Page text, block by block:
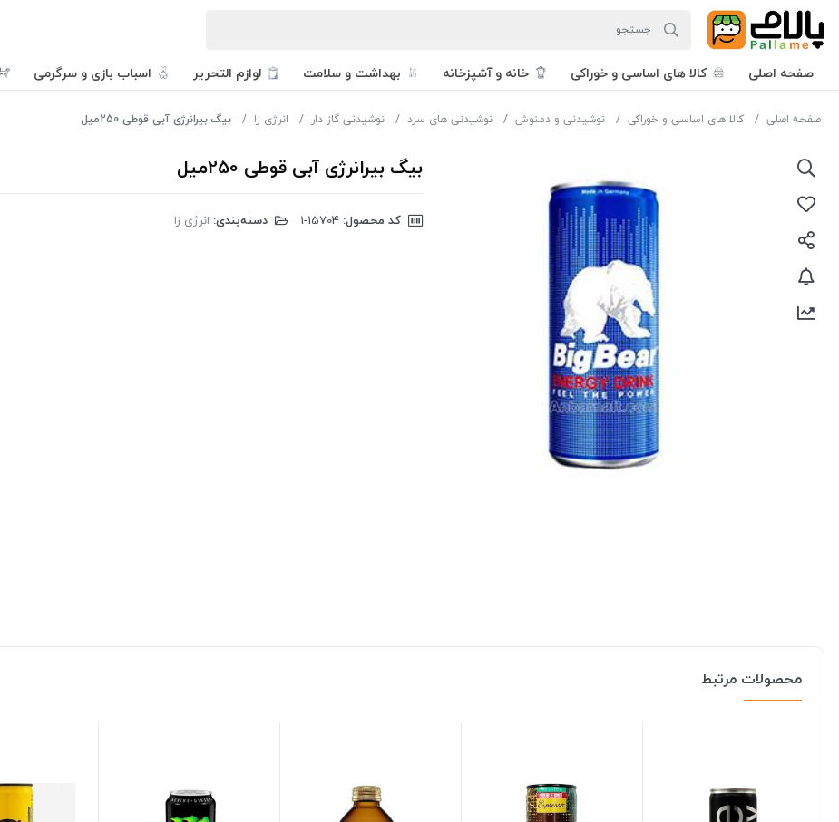
صفحه اصلی کالا های اساسی و خوراکی خانه و آشپزخانه بهداشت و سلامت لوازم التحریر اسباب بازی و سرگرمی
صفحه اصلی کالا های اساسی و خوراکی نوشیدنی و دمنوش نوشیدنی های سرد نوشیدنی گاز دار انرژی زا بیگ بیرانرژی آبی قوطی 250میل
بیگ بیرانرژی آبی قوطی 250میل
کد محصول: دسته‌بندی: انرژی زا
محصولات مرتبط